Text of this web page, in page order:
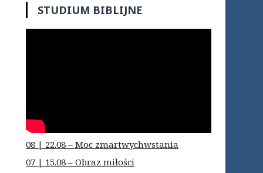
STUDIUM BIBLIJNE
08 | 22.08 – Moc zmartwychwstania
07 | 15.08 – Obraz miłości